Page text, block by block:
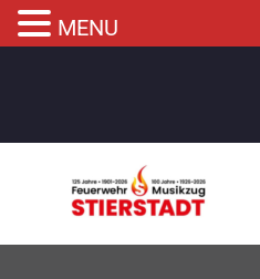
Jubiläum
MENU